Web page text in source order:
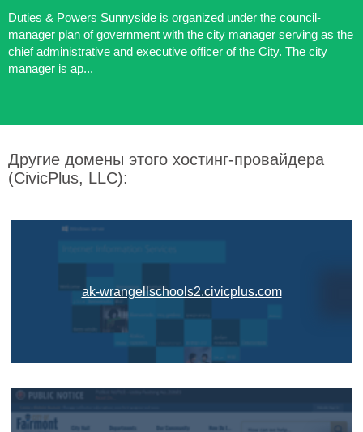
Duties & Powers Sunnyside is organized under the council-
manager plan of government with the city manager serving as the
chief administrative and executive officer of the City. The city
manager is ap...
Другие домены этого хостинг-провайдера
(CivicPlus, LLC):
ak-wrangellschools2.civicplus.com